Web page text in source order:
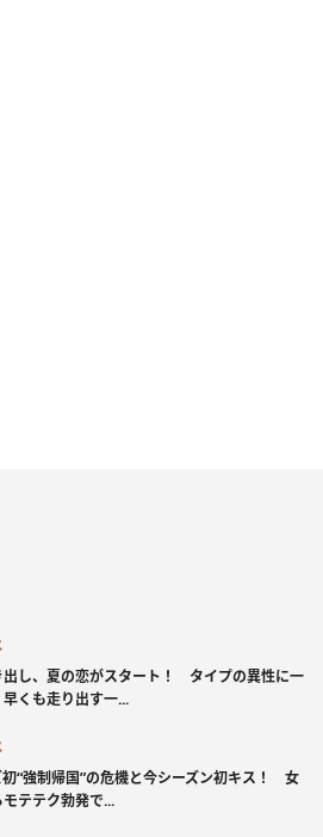
出し、夏の恋がスタート！ タイプの異性に一
くも走り出す一...
初“強制帰国”の危機と今シーズン初キス！ 女
テテク勃発で...